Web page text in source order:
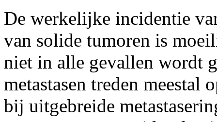
De werkelijke incidentie
van solide tumoren is
niet in alle gevallen wordt
metastasen treden meestal
bij uitgebreide